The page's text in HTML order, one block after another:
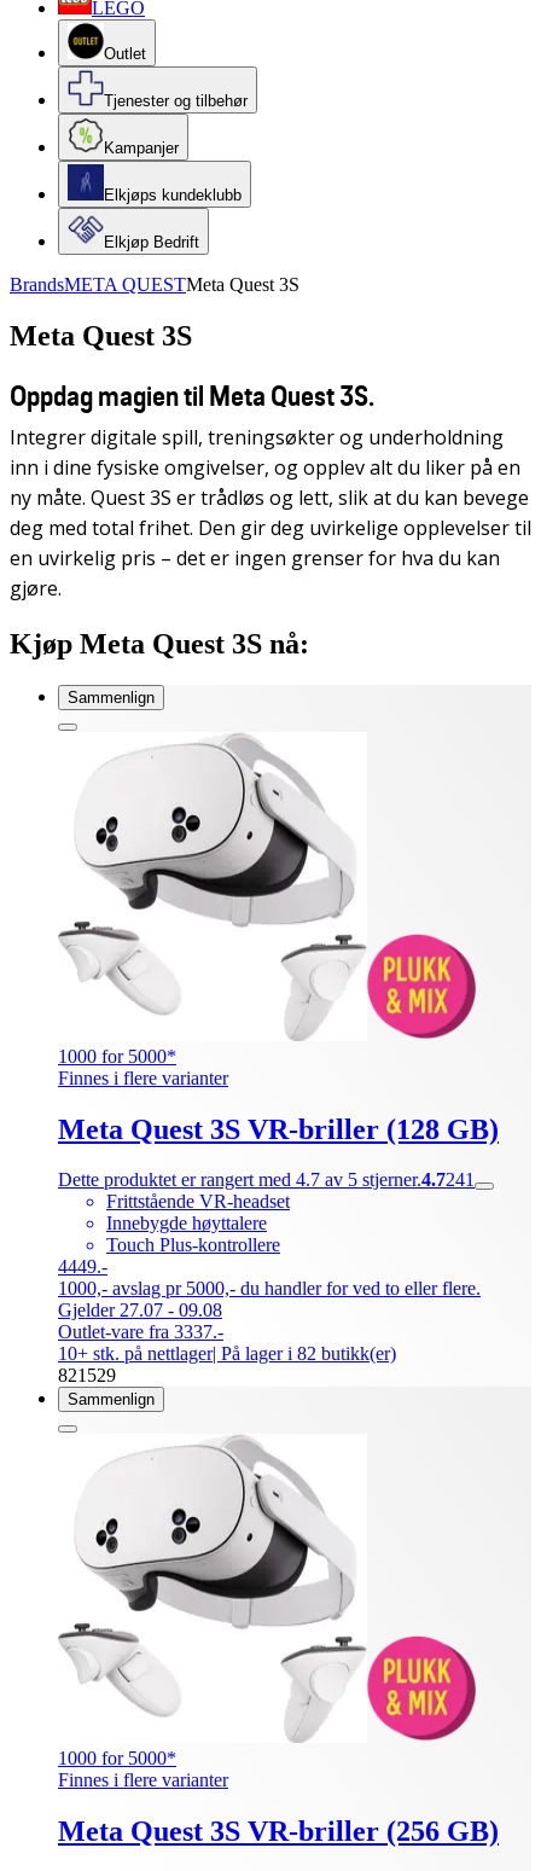
LEGO
Outlet
Tjenester og tilbehør
Kampanjer
Elkjøps kundeklubb
Elkjøp Bedrift
BrandsMETA QUESTMeta Quest 3S
Meta Quest 3S
Oppdag magien til Meta Quest 3S.
Integrer digitale spill, treningsøkter og underholdning
inn i dine fysiske omgivelser, og opplev alt du liker på en
ny måte. Quest 3S er trådløs og lett, slik at du kan bevege
deg med total frihet. Den gir deg uvirkelige opplevelser til
en uvirkelig pris – det er ingen grenser for hva du kan
gjøre.
Kjøp Meta Quest 3S nå:
Sammenlign
1000 for 5000*
Finnes i flere varianter
Meta Quest 3S VR-briller (128 GB)
Dette produktet er rangert med 4.7 av 5 stjerner.4.7241
Frittstående VR-headset
Innebygde høyttalere
Touch Plus-kontrollere
4449.-
1000,- avslag pr 5000,- du handler for ved to eller flere.
Gjelder 27.07 - 09.08
Outlet-vare fra 3337.-
10+ stk. på nettlager| På lager i 82 butikk(er)
821529
Sammenlign
1000 for 5000*
Finnes i flere varianter
Meta Quest 3S VR-briller (256 GB)